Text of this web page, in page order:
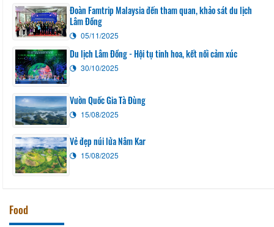
Đoàn Famtrip Malaysia đến tham quan, khảo sát du lịch
Lâm Đồng
05/11/2025
Du lịch Lâm Đồng - Hội tụ tinh hoa, kết nối cảm xúc
30/10/2025
Vườn Quốc Gia Tà Đùng
15/08/2025
Vẻ đẹp núi lửa Nâm Kar
15/08/2025
Food